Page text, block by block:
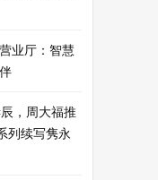
业厅：智慧
，周大福推
列续写隽永